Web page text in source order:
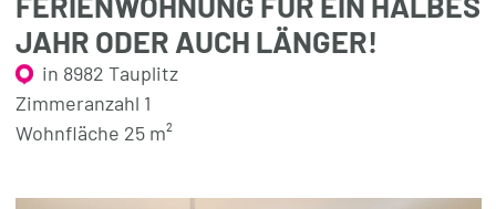
JAHR ODER AUCH LÄNGER!
in 8982 Tauplitz
Zimmeranzahl 1
Wohnfläche 25 m²